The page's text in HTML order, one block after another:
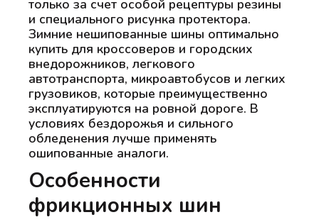
только за счет особой рецептуры резины
и специального рисунка протектора.
Зимние нешипованные шины оптимально
купить для кроссоверов и городских
внедорожников, легкового
автотранспорта, микроавтобусов и легких
грузовиков, которые преимущественно
эксплуатируются на ровной дороге. В
условиях бездорожья и сильного
обледенения лучше применять
ошипованные аналоги.
Особенности
фрикционных шин